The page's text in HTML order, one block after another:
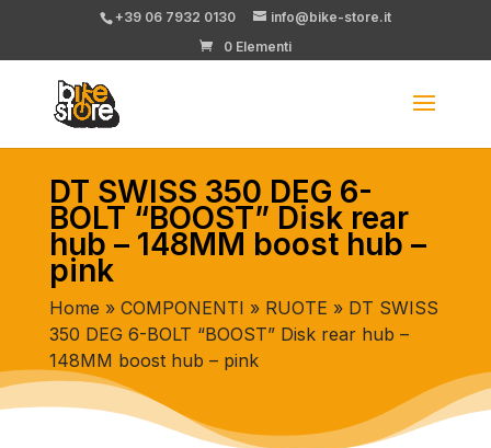
+39 06 7932 0130
info@bike-store.it
0 Elementi
DT SWISS 350 DEG 6-
BOLT “BOOST” Disk rear
hub – 148MM boost hub –
pink
Home » COMPONENTI » RUOTE » DT SWISS
350 DEG 6-BOLT “BOOST” Disk rear hub –
148MM boost hub – pink